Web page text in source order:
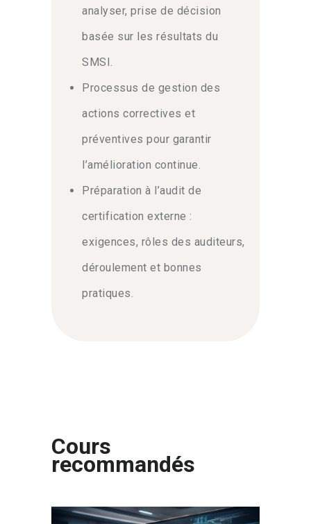
analyser, prise de décision
basée sur les résultats du
SMSI.
Processus de gestion des
actions correctives et
préventives pour garantir
l’amélioration continue.
Préparation à l’audit de
certification externe :
exigences, rôles des auditeurs,
déroulement et bonnes
pratiques.
Cours
recommandés